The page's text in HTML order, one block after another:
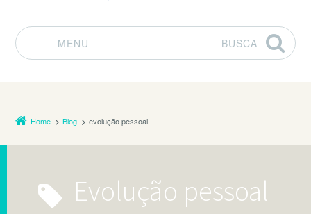
MENU
BUSCA
Home Blog evolução pessoal
evolução pessoal